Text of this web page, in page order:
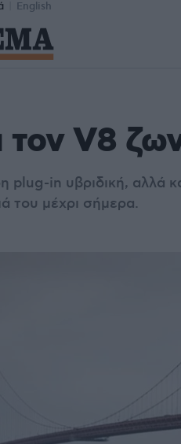
English
τον V8
plug-in υβριδική, αλλά
του μέχρι σήμερα.